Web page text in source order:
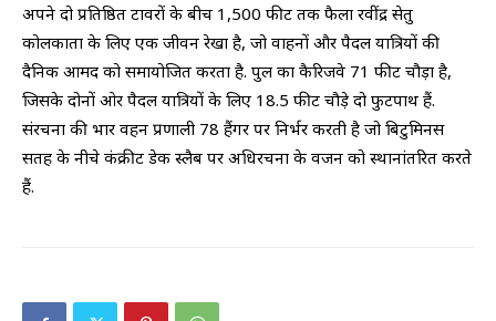
अपने दो प्रतिष्ठित टावरों के बीच 1,500 फीट तक फैला रवींद्र सेतु
कोलकाता के लिए एक जीवन रेखा है, जो वाहनों और पैदल यात्रियों की
दैनिक आमद को समायोजित करता है. पुल का कैरिजवे 71 फीट चौड़ा है,
जिसके दोनों ओर पैदल यात्रियों के लिए 18.5 फीट चौड़े दो फुटपाथ हैं.
संरचना की भार वहन प्रणाली 78 हैंगर पर निर्भर करती है जो बिटुमिनस
सतह के नीचे कंक्रीट डेक स्लैब पर अधिरचना के वजन को स्थानांतरित करते
हैं.